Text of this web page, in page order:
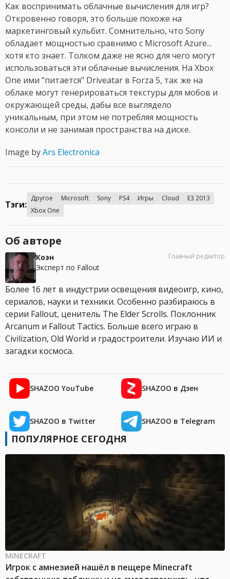
Как воспринимать облачные вычисления для игр?
Откровенно говоря, это больше похоже на
маркетинговый кульбит. Сомнительно, что Sony
обладает мощностью сравнимо с Microsoft Azure...
хотя кто знает. Толком даже не ясно для чего могут
использоваться эти облачные вычисления. На Xbox
One ими "питается" Driveatar в Forza 5, так же на
облаке могут генерироваться текстуры для мобов и
окружающей среды, дабы все выглядело
уникальным, при этом не потребляя мощность
консоли и не занимая пространства на диске.
Image byArs Electronica
Тэги:
Другое Microsoft Sony PS4 Игры Cloud
E3 2013
Xbox One
Об авторе
Коэн
Эксперт по Fallout
Главный редактор
Более 16 лет в индустрии освещения видеоигр, кино,
сериалов, науки и техники. Особенно разбираюсь в
серии Fallout, ценитель The Elder Scrolls. Поклонник
Arcanum и Fallout Tactics. Больше всего играю в
Civilization, Old World и градостроители. Изучаю ИИ и
загадки космоса.
SHAZOO YouTube SHAZOO в Дзен
SHAZOO в Twitter SHAZOO в Telegram
ПОПУЛЯРНОЕ СЕГОДНЯ
MINECRAFT
Игрок с амнезией нашёл в пещере Minecraft